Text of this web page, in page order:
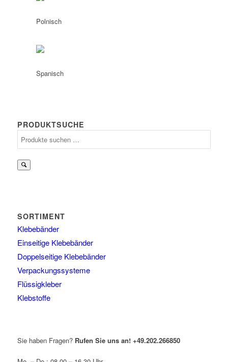
PRODUKTSUCHE
SORTIMENT
Klebebänder
Einseitige Klebebänder
Doppelseitige Klebebänder
Verpackungssysteme
Flüssigkleber
Klebstoffe
Sie haben Fragen? Rufen Sie uns an! +49.202.266850